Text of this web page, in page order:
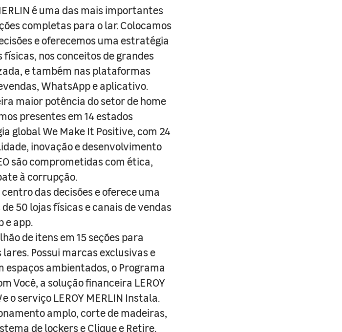
é uma das mais importantes
completas para o lar. Colocamos
e oferecemos uma estratégia
nos conceitos de grandes
e também nas plataformas
WhatsApp e aplicativo.
maior potência do setor de home
presentes em 14 estados
global We Make It Positive, com 24
inovação e desenvolvimento
são comprometidas com ética,
à corrupção.
das decisões e oferece uma
50 lojas físicas e canais de vendas
e app.
de itens em 15 seções para
Possui marcas exclusivas e
espaços ambientados, o Programa
Você, a solução financeira LEROY
e o serviço LEROY MERLIN Instala.
amplo, corte de madeiras,
de lockers e Clique e Retire.